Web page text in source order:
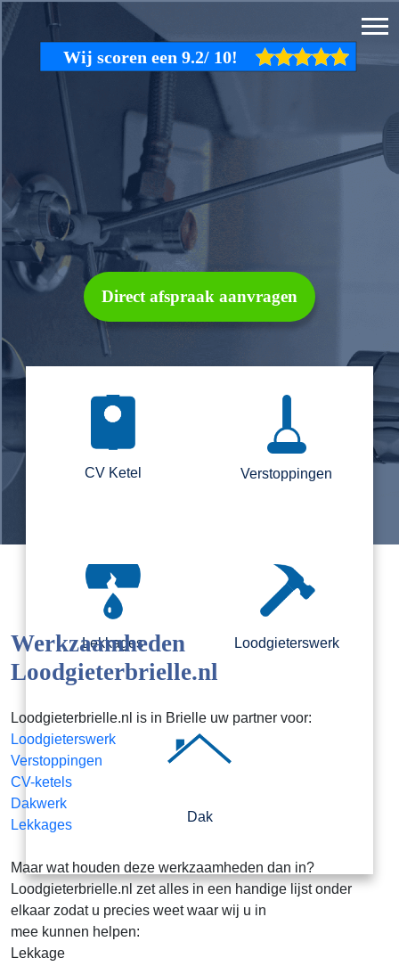
Direct afspraak aanvragen
CV Ketel Verstoppingen
Lekkages Loodgieterswerk
Dak
Werkzaamheden
Loodgieterbrielle.nl
Loodgieterbrielle.nl is in Brielle uw partner voor:
Loodgieterswerk
Verstoppingen
CV-ketels
Dakwerk
Lekkages
Maar wat houden deze werkzaamheden dan in?
Loodgieterbrielle.nl zet alles in een handige lijst onder
elkaar zodat u precies weet waar wij u in
mee kunnen helpen:
Lekkage